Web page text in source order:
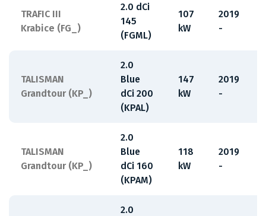
TRAFIC III
Krabice (FG_)
2.0 dCi
145
(FGML)
107
kW
2019
-
TALISMAN
Grandtour (KP_)
2.0
Blue
dCi 200
(KPAL)
147
kW
2019
-
TALISMAN
Grandtour (KP_)
2.0
Blue
dCi 160
(KPAM)
118
kW
2019
-
2.0